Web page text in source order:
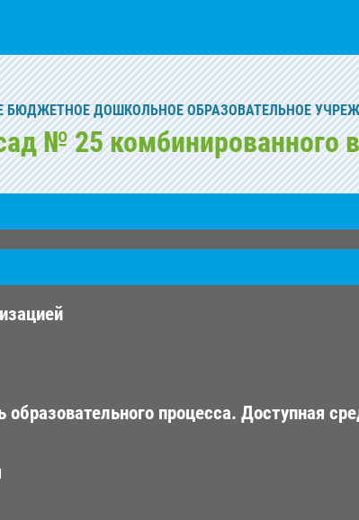
ДОШКОЛЬНОЕ ОБРАЗОВАТЕЛЬНОЕ
№ 25 комбинированного
процесса. Доступная